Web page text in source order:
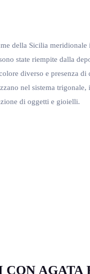
della Sicilia
state riempite dalla
diverso e presenza di
nel sistema
di oggetti e gioielli.
AGATA